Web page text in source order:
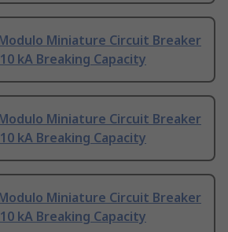
Miniature Circuit Breaker
kA Breaking Capacity
Miniature Circuit Breaker
kA Breaking Capacity
Miniature Circuit Breaker
kA Breaking Capacity